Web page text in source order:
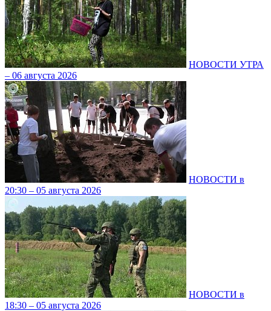
НОВОСТИ УТРА
– 06 августа 2026
НОВОСТИ в
20:30 – 05 августа 2026
НОВОСТИ в
18:30 – 05 августа 2026